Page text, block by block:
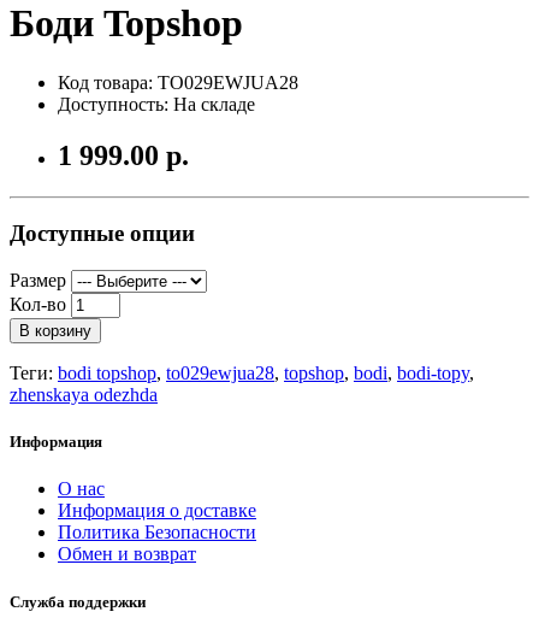
Боди Topshop
Код товара: TO029EWJUA28
Доступность: На складе
1 999.00 р.
Доступные опции
Размер
Кол-во
В корзину
Теги: bodi topshop, to029ewjua28, topshop, bodi, bodi-topy,
zhenskaya odezhda
Информация
О нас
Информация о доставке
Политика Безопасности
Обмен и возврат
Служба поддержки